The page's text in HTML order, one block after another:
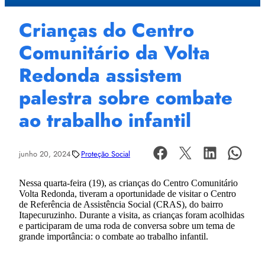
a
Crianças do Centro
Comunitário da Volta
Redonda assistem
palestra sobre combate
ao trabalho infantil
junho 20, 2024 Proteção Social
Nessa quarta-feira (19), as crianças do Centro Comunitário
Volta Redonda, tiveram a oportunidade de visitar o Centro
de Referência de Assistência Social (CRAS), do bairro
Itapecuruzinho. Durante a visita, as crianças foram acolhidas
e participaram de uma roda de conversa sobre um tema de
grande importância: o combate ao trabalho infantil.